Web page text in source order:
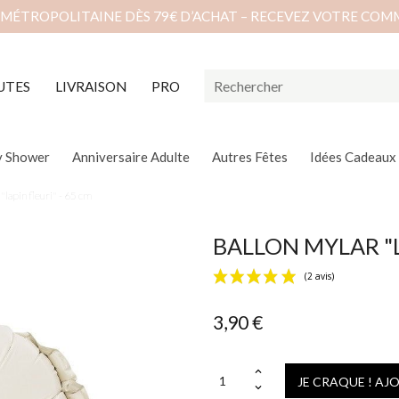
DÈS 79€ D’ACHAT – RECEVEZ VOTRE
LIVRAISON PRO
Shower Anniversaire Adulte Autres Fêtes Idées Cadeaux
fleuri" - 65 cm
BALLON MYLAR
3,90 €
JE CRAQUE !